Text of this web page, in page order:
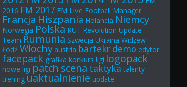
2016 FM 2017 FM Live Football Manager
Francja Hiszpania Holandia Niemcy
Norwegia Polska RUT Revolution Update
Team Rumunia Szwecja Ukraina Widzew
Łódź Włochy austria bartekr demo edytor
facepack grafika konkurs ligi logopack
nowe ligi patch scena taktyka talenty
trening uaktualnienie update